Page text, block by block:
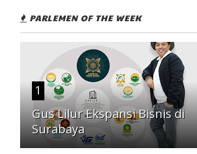
PARLEMEN OF THE WEEK
1
Gus Lilur Ekspansi Bisnis di
Surabaya